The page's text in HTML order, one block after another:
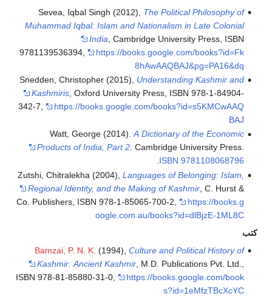
Sevea, Iqbal
Muhammad Iqbal:
9781139536394
Snedden,
Kashmiris, Oxford
342-7, https://
Watt,
Products of
Zutshi, Chitralekha
Regional Identity,
Co. Publishers, ISBN
Bamzai, P. N. K.
Kashmir:
ISBN 978-81-85880-